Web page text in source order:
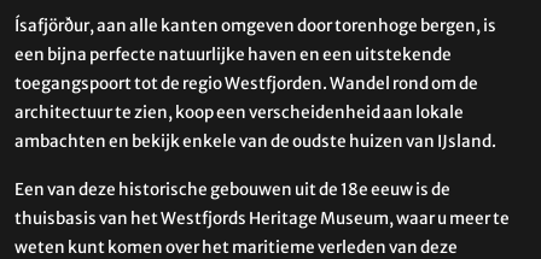
Ísafjörður, aan alle kanten omgeven door torenhoge bergen, is
een bijna perfecte natuurlijke haven en een uitstekende
toegangspoort tot de regio Westfjorden. Wandel rond om de
architectuur te zien, koop een verscheidenheid aan lokale
ambachten en bekijk enkele van de oudste huizen van IJsland.
Een van deze historische gebouwen uit de 18e eeuw is de
thuisbasis van het Westfjords Heritage Museum, waar u meer te
weten kunt komen over het maritieme verleden van deze